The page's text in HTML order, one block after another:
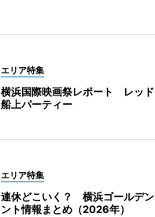
エリア特集
横浜国際映画祭レポート レッド
船上パーティー
エリア特集
連休どこいく？ 横浜ゴールデ
ント情報まとめ（2026年）